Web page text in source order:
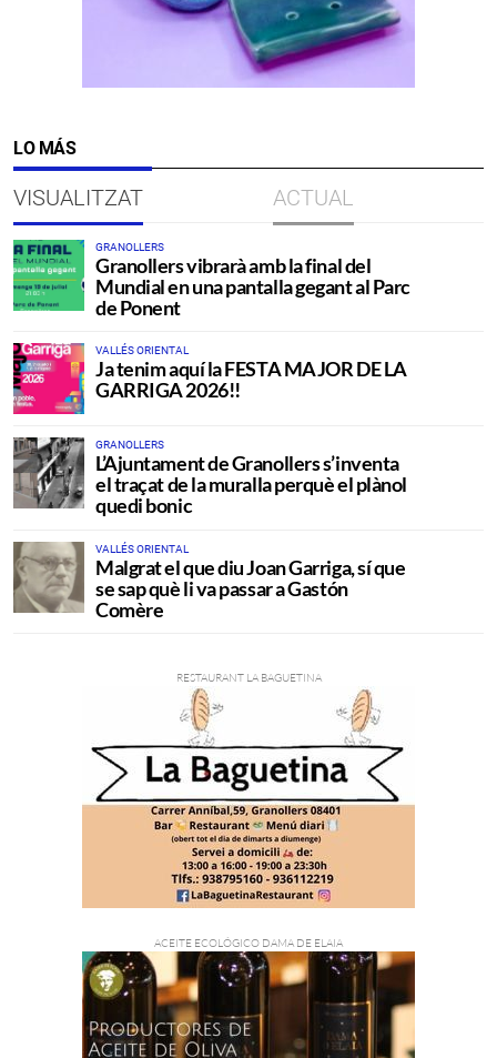
LO MÁS
VISUALITZAT ACTUAL
GRANOLLERS
Granollers vibrarà amb la final del
Mundial en una pantalla gegant al Parc
de Ponent
VALLÉS ORIENTAL
Ja tenim aquí la FESTA MAJOR DE LA
GARRIGA 2026!!
GRANOLLERS
L’Ajuntament de Granollers s’inventa
el traçat de la muralla perquè el plànol
quedi bonic
VALLÉS ORIENTAL
Malgrat el que diu Joan Garriga, sí que
se sap què li va passar a Gastón
Comère